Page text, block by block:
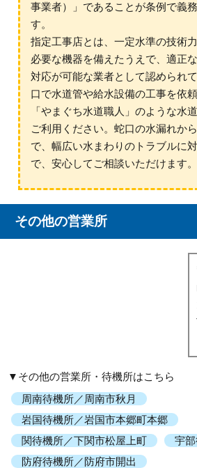
事業者）」であることが条例で義
す。
指定工事店とは、一定水準の技術
必要な機器を備えたうえで、適正
対応が可能な業者として認められ
口で水道管や給水設備の工事を依
「やまぐち水道職人」のような水
ご利用ください。蛇口の水漏れか
で、幅広い水まわりのトラブルに
で、安心してご相談いただけます。
その他の営業所
▼その他の営業所・待機所はこちら
周南待機所／周南市秋月
岩国待機所／岩国市本郷町本郷
関待機所／下関市松屋上町
宇
防府待機所／防府市開出